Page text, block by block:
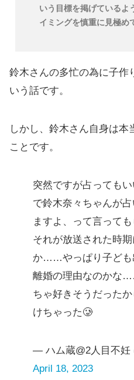
いう目標を掲げているよ
イミングを慎重に見極め
鈴木さんの多忙の為に子作
いう話です。
しかし、鈴木さん自身は
ことです。
突然ですが占っても
で鈴木奈々ちゃんが
ますよ、って言って
それが放送された時
か……やっぱり子ども
離婚の理由なのかな
ちゃ好きそうだった
けちゃった🥲
— ハム蔵@2人目不妊
April 18, 2023